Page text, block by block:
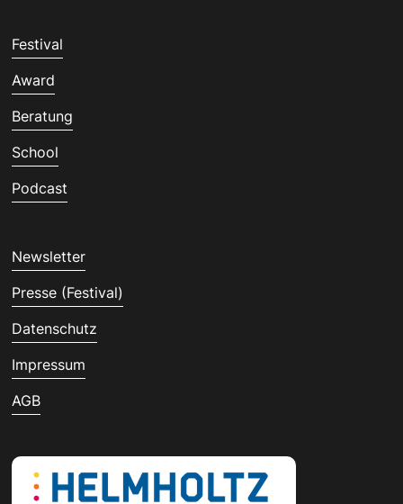
Festival
Award
Beratung
School
Podcast
Newsletter
Presse (Festival)
Datenschutz
Impressum
AGB